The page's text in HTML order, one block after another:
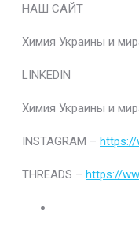
НАШ САЙТ
Химия Украины и
LINKEDIN
Химия Украины и
INSTAGRAM – https://
THREADS – https://